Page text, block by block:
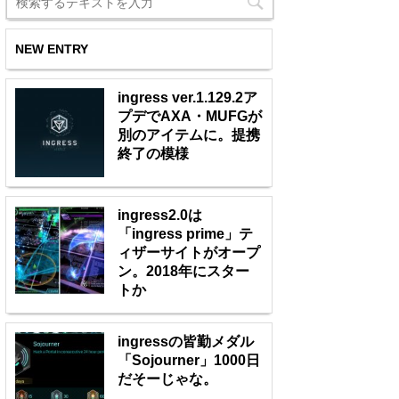
NEW ENTRY
ingress ver.1.129.2ア
プデでAXA・MUFGが
別のアイテムに。提携
終了の模様
ingress2.0は
「ingress prime」テ
ィザーサイトがオープ
ン。2018年にスター
トか
ingressの皆勤メダル
「Sojourner」1000日
だそーじゃな。